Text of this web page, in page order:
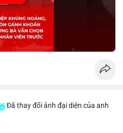
Đã thay đổi ảnh đại diện của anh